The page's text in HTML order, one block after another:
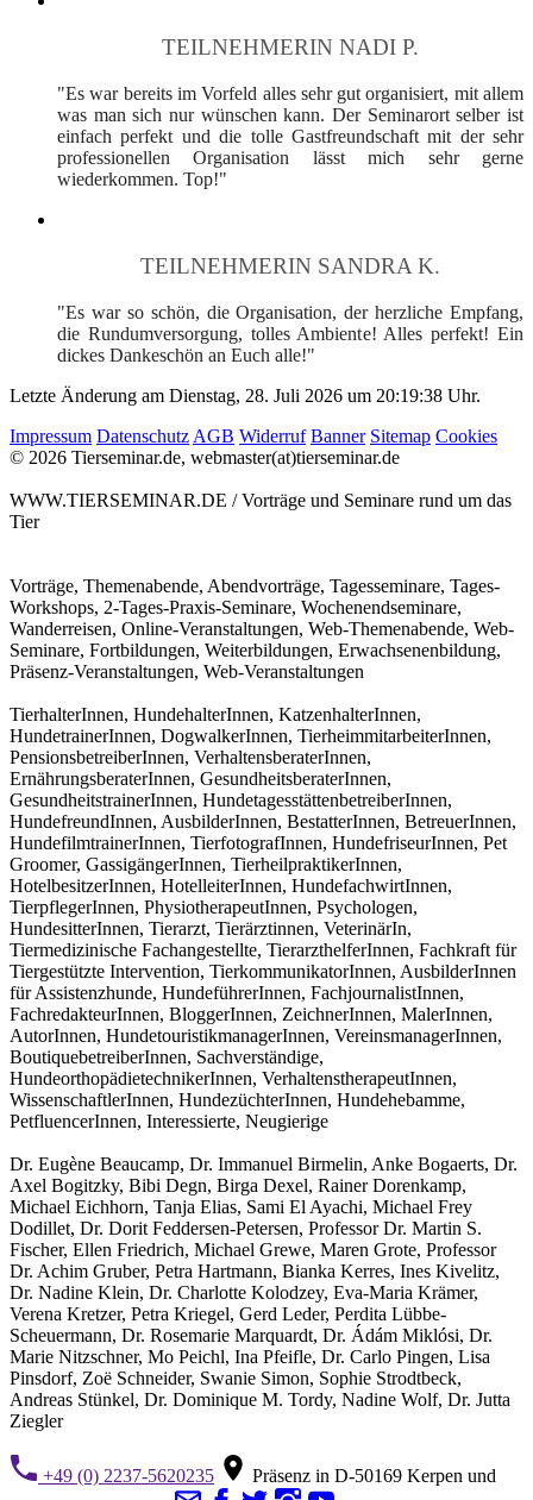
TEILNEHMERIN NADI P.
"Es war bereits im Vorfeld alles sehr gut organisiert, mit allem
was man sich nur wünschen kann. Der Seminarort selber ist
einfach perfekt und die tolle Gastfreundschaft mit der sehr
professionellen Organisation lässt mich sehr gerne
wiederkommen. Top!"
TEILNEHMERIN SANDRA K.
"Es war so schön, die Organisation, der herzliche Empfang,
die Rundumversorgung, tolles Ambiente! Alles perfekt! Ein
dickes Dankeschön an Euch alle!"
Letzte Änderung am Dienstag, 28. Juli 2026 um 20:19:38 Uhr.
Impressum DatenschutzAGB Widerruf Banner Sitemap Cookies
© 2026 Tierseminar.de, webmaster(at)tierseminar.de
WWW.TIERSEMINAR.DE / Vorträge und Seminare rund um das
Tier
Vorträge, Themenabende, Abendvorträge, Tagesseminare, Tages-
Workshops, 2-Tages-Praxis-Seminare, Wochenendseminare,
Wanderreisen, Online-Veranstaltungen, Web-Themenabende, Web-
Seminare, Fortbildungen, Weiterbildungen, Erwachsenenbildung,
Präsenz-Veranstaltungen, Web-Veranstaltungen
TierhalterInnen, HundehalterInnen, KatzenhalterInnen,
HundetrainerInnen, DogwalkerInnen, TierheimmitarbeiterInnen,
PensionsbetreiberInnen, VerhaltensberaterInnen,
ErnährungsberaterInnen, GesundheitsberaterInnen,
GesundheitstrainerInnen, HundetagesstättenbetreiberInnen,
HundefreundInnen, AusbilderInnen, BestatterInnen, BetreuerInnen,
HundefilmtrainerInnen, TierfotografInnen, HundefriseurInnen, Pet
Groomer, GassigängerInnen, TierheilpraktikerInnen,
HotelbesitzerInnen, HotelleiterInnen, HundefachwirtInnen,
TierpflegerInnen, PhysiotherapeutInnen, Psychologen,
HundesitterInnen, Tierarzt, Tierärztinnen, VeterinärIn,
Tiermedizinische Fachangestellte, TierarzthelferInnen, Fachkraft für
Tiergestützte Intervention, TierkommunikatorInnen, AusbilderInnen
für Assistenzhunde, HundeführerInnen, FachjournalistInnen,
FachredakteurInnen, BloggerInnen, ZeichnerInnen, MalerInnen,
AutorInnen, HundetouristikmanagerInnen, VereinsmanagerInnen,
BoutiquebetreiberInnen, Sachverständige,
HundeorthopädietechnikerInnen, VerhaltenstherapeutInnen,
WissenschaftlerInnen, HundezüchterInnen, Hundehebamme,
PetfluencerInnen, Interessierte, Neugierige
Dr. Eugène Beaucamp, Dr. Immanuel Birmelin, Anke Bogaerts, Dr.
Axel Bogitzky, Bibi Degn, Birga Dexel, Rainer Dorenkamp,
Michael Eichhorn, Tanja Elias, Sami El Ayachi, Michael Frey
Dodillet, Dr. Dorit Feddersen-Petersen, Professor Dr. Martin S.
Fischer, Ellen Friedrich, Michael Grewe, Maren Grote, Professor
Dr. Achim Gruber, Petra Hartmann, Bianka Kerres, Ines Kivelitz,
Dr. Nadine Klein, Dr. Charlotte Kolodzey, Eva-Maria Krämer,
Verena Kretzer, Petra Kriegel, Gerd Leder, Perdita Lübbe-
Scheuermann, Dr. Rosemarie Marquardt, Dr. Ádám Miklósi, Dr.
Marie Nitzschner, Mo Peichl, Ina Pfeifle, Dr. Carlo Pingen, Lisa
Pinsdorf, Zoë Schneider, Swanie Simon, Sophie Strodtbeck,
Andreas Stünkel, Dr. Dominique M. Tordy, Nadine Wolf, Dr. Jutta
Ziegler
+49 (0) 2237-5620235
Präsenz in D-50169 Kerpen und